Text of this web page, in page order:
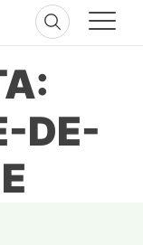
DE-